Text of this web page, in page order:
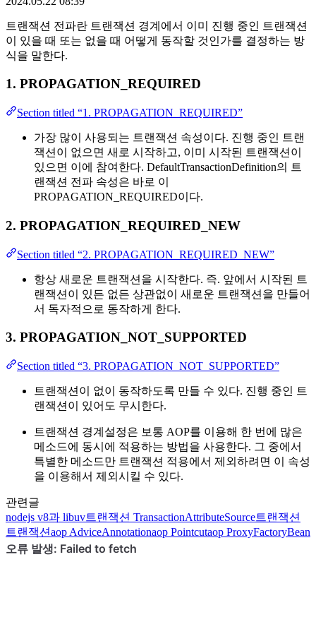
트랜잭션 전파란 트랜잭션 경계에서 이미 진행 중인 트랜잭션
이 있을 때 또는 없을 때 어떻게 동작할 것인가를 결정하는 방
식을 말한다.
1. PROPAGATION_REQUIRED
Section titled “1. PROPAGATION_REQUIRED”
가장 많이 사용되는 트랜잭션 속성이다. 진행 중인 트랜
잭션이 없으면 새로 시작하고, 이미 시작된 트랜잭션이
있으면 이에 참여한다. DefaultTransactionDefinition의 트
랜잭션 전파 속성은 바로 이
PROPAGATION_REQUIRED이다.
2. PROPAGATION_REQUIRED_NEW
Section titled “2. PROPAGATION_REQUIRED_NEW”
항상 새로운 트랜잭션을 시작한다. 즉. 앞에서 시작된 트
랜잭션이 있든 없든 상관없이 새로운 트랜잭션을 만들어
서 독자적으로 동작하게 한다.
3. PROPAGATION_NOT_SUPPORTED
Section titled “3. PROPAGATION_NOT_SUPPORTED”
트랜잭션이 없이 동작하도록 만들 수 있다. 진행 중인 트
랜잭션이 있어도 무시한다.
트랜잭션 경계설정은 보통 AOP를 이용해 한 번에 많은
메소드에 동시에 적용하는 방법을 사용한다. 그 중에서
특별한 메소드만 트랜잭션 적용에서 제외하려면 이 속성
을 이용해서 제외시킬 수 있다.
관련글
nodejs v8과 libuv트랜잭션 TransactionAttributeSource트랜잭션
트랜잭션aop AdviceAnnotationaop Pointcutaop ProxyFactoryBean